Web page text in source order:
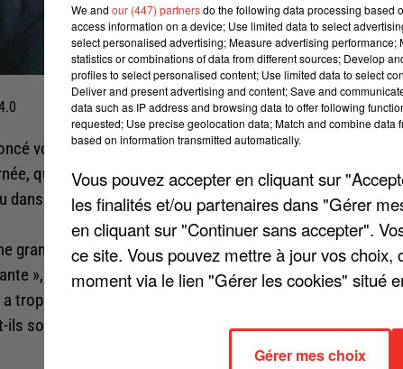
vouloir se mettre en retrait de la scène en avril 2018.
qui s'achèvera en mars 2024. « J'ai tout vendu, Paris,
dans une interview accordée à nos confrères du Parisien.
grande joie » face au fait que sa carrière s'arrête bientôt.
», a-t-il confié. Quant au théâtre, la star annonce aussi
trop de spectacles. Quand j'avais mon théâtre à Paris, il y
ils sortir autant ? Le 30 mars, je suis en vacances, à la
We and our (447) partnersdo the following data processing based
access information on a device; Use limited data to select
select personalised advertising; Measure advertising
statistics or combinations of data from different sources; Develop
profiles to select personalised content; Use limited data to select
Deliver and present advertising and content; Save and
data such as IP address and browsing data to offer following
requested; Use precise geolocation data; Match and combine
based on information transmitted automatically.
Vous pouvez accepter en cliquant sur
les finalités et/ou partenaires dans "Gérer
en cliquant sur "Continuer sans accepter".
ce site. Vous pouvez mettre à jour vos
moment via le lien "Gérer les cookies" situé
Gérer mes choix